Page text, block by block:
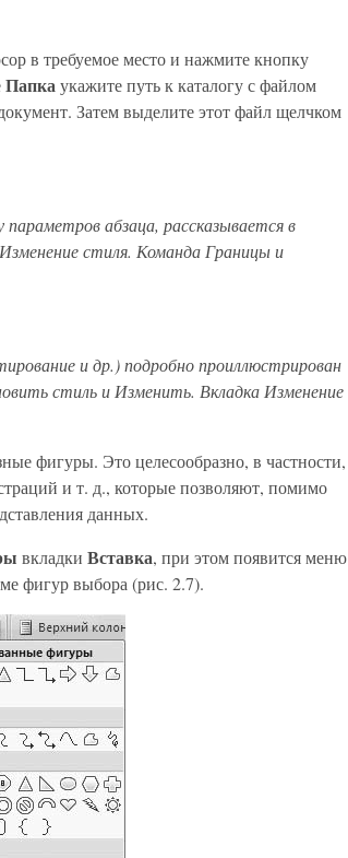
в требуемое место и нажмите кнопку
Папка укажите путь к каталогу с файлом
Затем выделите этот файл щелчком
абзаца, рассказывается в
стиля. Команда Границы и
и др.) подробно проиллюстрирован
стиль и Изменить. Вкладка Изменение
фигуры. Это целесообразно, в частности,
и т. д., которые позволяют, помимо
данных.
вкладки Вставка, при этом появится меню
фигур выбора (рис. 2.7).